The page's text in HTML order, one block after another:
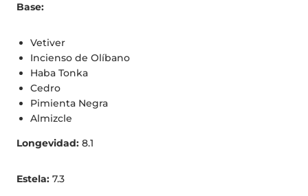
Base:
Vetiver
Incienso de Olíbano
Haba Tonka
Cedro
Pimienta Negra
Almizcle
Longevidad: 8.1
Estela: 7.3